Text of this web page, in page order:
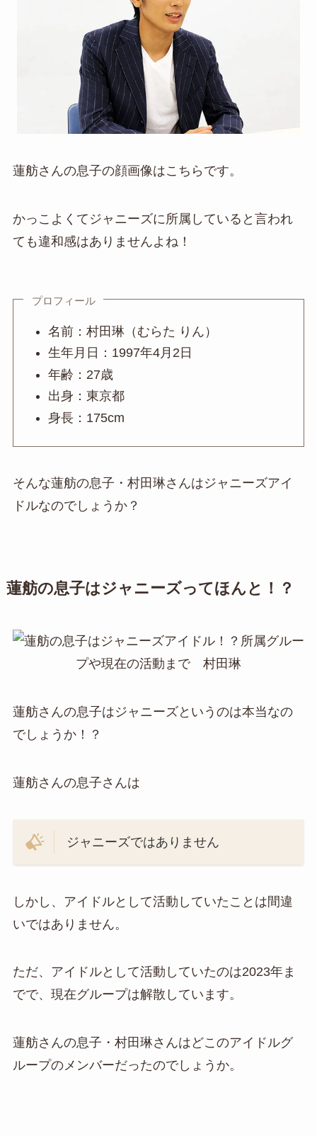
蓮舫さんの息子の顔画像はこちらです。
かっこよくてジャニーズに所属していると言われ
ても違和感はありませんよね！
プロフィール
名前：村田琳（むらた りん）
生年月日：1997年4月2日
年齢：27歳
出身：東京都
身長：175cm
そんな蓮舫の息子・村田琳さんはジャニーズアイ
ドルなのでしょうか？
蓮舫の息子はジャニーズってほんと！？
蓮舫さんの息子はジャニーズというのは本当なの
でしょうか！？
蓮舫さんの息子さんは
ジャニーズではありません
しかし、アイドルとして活動していたことは間違
いではありません。
ただ、アイドルとして活動していたのは2023年ま
でで、現在グループは解散しています。
蓮舫さんの息子・村田琳さんはどこのアイドルグ
ループのメンバーだったのでしょうか。